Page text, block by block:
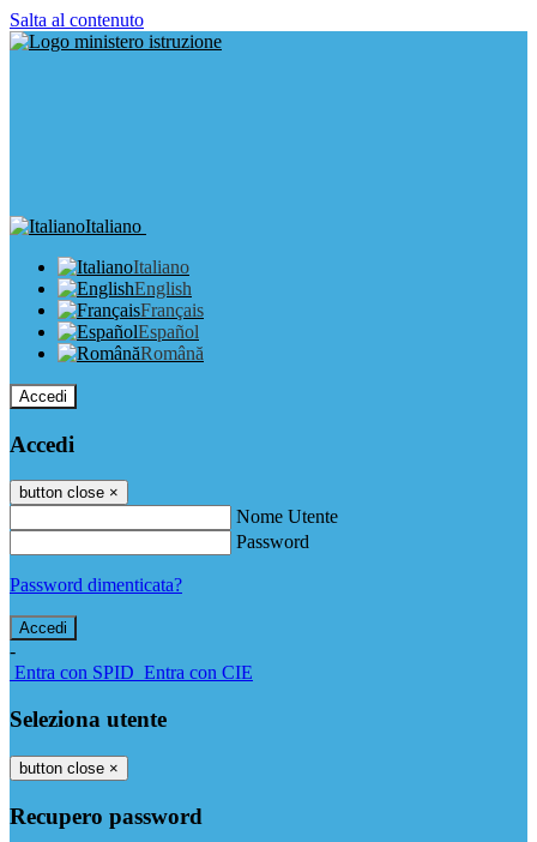
Salta al contenuto
Italiano
Italiano
English
Français
Español
Română
Accedi
Accedi
button close ×
Nome Utente
Password
Password dimenticata?
-
Entra con SPID Entra con CIE
Seleziona utente
button close ×
Recupero password